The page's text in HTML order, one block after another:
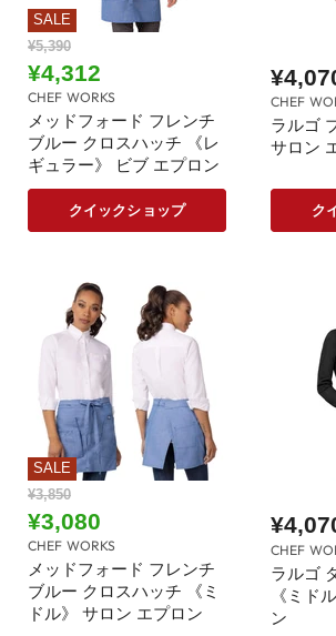
SALE
元
の
価
格
¥5,390
現
在
の
価
格
¥4,312
CHEF WORKS
メッドフォード フレンチ
ブルー クロスハッチ 《レ
ギュラー》 ビブ エプロン
クイックショップ
CHEF
ラルゴ
サロン
ク
SALE
元
の
価
格
¥3,850
現
在
の
価
格
¥3,080
CHEF WORKS
メッドフォード フレンチ
ブルー クロスハッチ 《ミ
ドル》 サロン エプロン
CHEF
ラルゴ
《ミド
ン